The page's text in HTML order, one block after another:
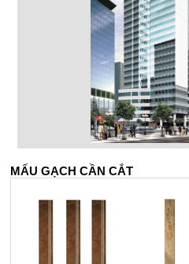
MẤU GẠCH CẦN CẮT